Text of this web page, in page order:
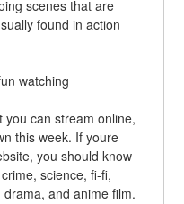
scenes that are
found in action
watching
you can stream online,
this week. If youre
you should know
science, fi-fi,
and anime film.